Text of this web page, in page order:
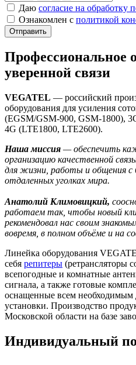
Даю согласие на обработку
Ознакомлен с политикой
Отправить
Профессиональное
уверенной связи
VEGATEL — российский
оборудования для усиления
(EGSM/GSM-900, GSM-1800),
4G (LTE1800, LTE2600).
Наша миссия — обеспечить
организацию качественной
для жизни, работы и общения с
отдаленных уголках мира.
Анатолий Климовицкий,
работаем так, чтобы новый
рекомендовал нас своим
вовремя, в полном объёме и на
Линейка оборудования
себя репитеры (ретрансляторы
всепогодные и комнатные
сигнала, а также готовые
оснащенные всем необходимым
установки. Производство
Московской области на базе
Индивидуальный